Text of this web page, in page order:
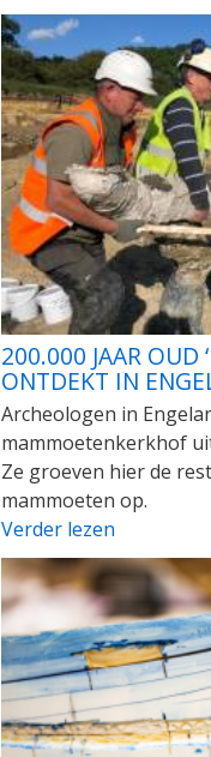
200.000 JAAR OUD
ONTDEKT IN
Archeologen in
mammoetenkerkhof
Ze groeven hier de
mammoeten op.
Verder lezen